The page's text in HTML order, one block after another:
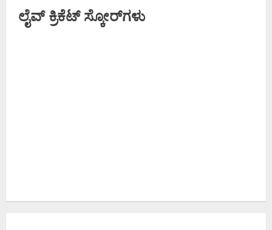
ಇದು
ಇಸ್ಲಾಂ
ಲೈವ್ ಕ್ರಿಕೆಟ್ ಸ್ಕೋರ್‌ಗಳು